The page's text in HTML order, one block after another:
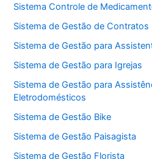
Sistema Controle de
Sistema de Gestão de Contratos
Sistema de Gestão para
Sistema de Gestão para Igrejas
Sistema de Gestão para
Eletrodomésticos
Sistema de Gestão Bike
Sistema de Gestão Paisagista
Sistema de Gestão Florista